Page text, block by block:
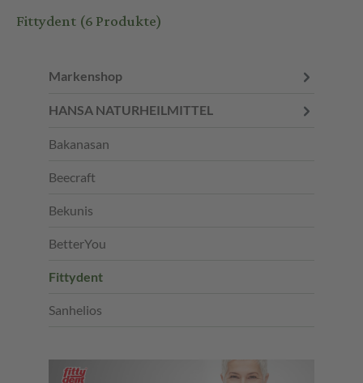
Fittydent(6 Produkte)
Markenshop
HANSA NATURHEILMITTEL
Bakanasan
Beecraft
Bekunis
BetterYou
Fittydent
Sanhelios